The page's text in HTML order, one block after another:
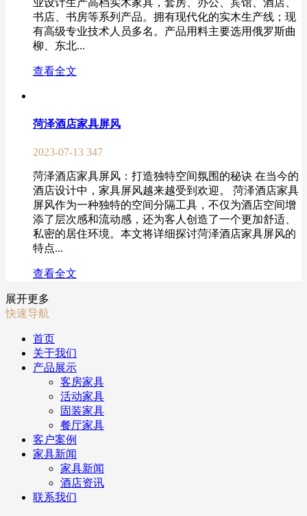
业设计生产高档实木家具，套房、办公、宾馆、酒店、
书店、书房等系列产品。拥有现代化的实木生产线；现
有高级专业技术人员多名。产品用料主要选用俄罗斯曲
柳、东北...
查看全文
菏泽酒店家具屏风
2023-07-13 347
菏泽酒店家具屏风：打造独特空间氛围的秘诀 在当今的
酒店设计中，家具屏风越来越受到欢迎。 菏泽酒店家具
屏风作为一种独特的空间分隔工具，不仅为酒店空间增
添了层次感和流动感，还为客人创造了一个更加舒适、
私密的居住环境。本文将详细探讨菏泽酒店家具屏风的
特点...
查看全文
展开更多
快速导航
首页
关于我们
产品展示
客房家具
活动家具
固装家具
餐厅家具
客户案例
家具新闻
家具新闻
酒店资讯
联系我们